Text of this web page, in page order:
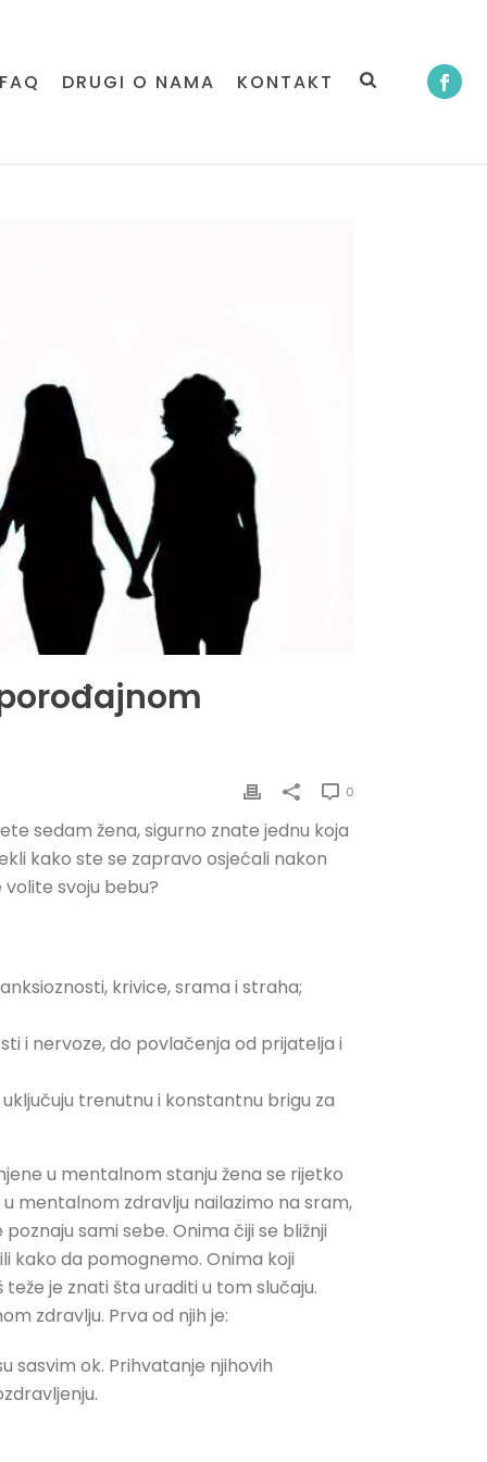
FAQ DRUGI O NAMA KONTAKT
0
sedam žena, sigurno znate jednu koja
kako ste se zapravo osjećali nakon
svoju bebu?
krivice, srama i straha;
i nervoze, do povlačenja od prijatelja i
trenutnu i konstantnu brigu za
u mentalnom stanju žena se rijetko
mentalnom zdravlju nailazimo na sram,
sami sebe. Onima čiji se bližnji
kako da pomognemo. Onima koji
je znati šta uraditi u tom slučaju.
zdravlju. Prva od njih je:
sasvim ok. Prihvatanje njihovih